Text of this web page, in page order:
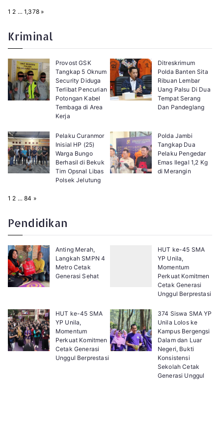
P
:
1 2 … 1,378 N
»
Kriminal
Provost GSK
Tangkap 5 Oknum
Security Diduga
Terlibat Pencurian
Potongan Kabel
Tembaga di Area
Kerja
Ditreskrimum
Polda Banten Sita
Ribuan Lembar
Uang Palsu Di Dua
Tempat Serang
Dan Pandeglang
Pelaku Curanmor
Inisial HP (25)
Warga Bungo
Berhasil di Bekuk
Tim Opsnal Libas
Polsek Jelutung
Polda Jambi
Tangkap Dua
Pelaku Pengedar
Emas Ilegal 1,2 Kg
di Merangin
P
:
1 2 … 84 N
»
Pendidikan
Anting Merah,
Langkah SMPN 4
Metro Cetak
Generasi Sehat
HUT ke-45 SMA
YP Unila,
Momentum
Perkuat Komitmen
Cetak Generasi
Unggul Berprestasi
HUT ke-45 SMA
YP Unila,
Momentum
Perkuat Komitmen
Cetak Generasi
Unggul Berprestasi
374 Siswa SMA YP
Unila Lolos ke
Kampus Bergengsi
Dalam dan Luar
Negeri, Bukti
Konsistensi
Sekolah Cetak
Generasi Unggul